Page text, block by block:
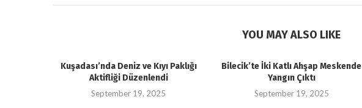
YOU MAY ALSO LIKE
Kuşadası’nda Deniz ve Kıyı Paklığı
Aktifliği Düzenlendi
September 19, 2025
Bilecik’te İki Katlı Ahşap Meskende
Yangın Çıktı
September 19, 2025